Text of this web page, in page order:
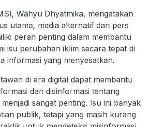
Wahyu Dhyatmika, mengatakan
utama, media alternatif dan pers
peran penting dalam membantu
isu perubahan iklim secara tepat di
informasi yang menyesatkan.
di era digital dapat membantu
dan disinformasi tentang
sangat penting. Isu ini banyak
publik, tetapi yang masih kurang